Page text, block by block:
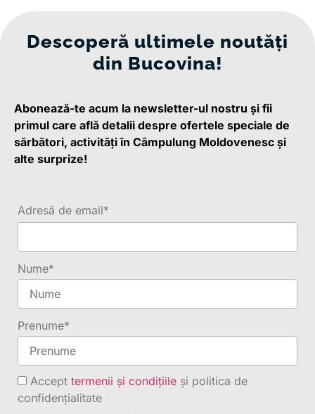
Descoperă ultimele noutăți
din Bucovina!
Abonează-te acum la newsletter-ul nostru și fii
primul care află detalii despre ofertele speciale de
sărbători, activități în Câmpulung Moldovenesc și
alte surprize!
Adresă de email*
Nume*
Prenume*
Accept termenii și condițiile și politica de
confidențialitate